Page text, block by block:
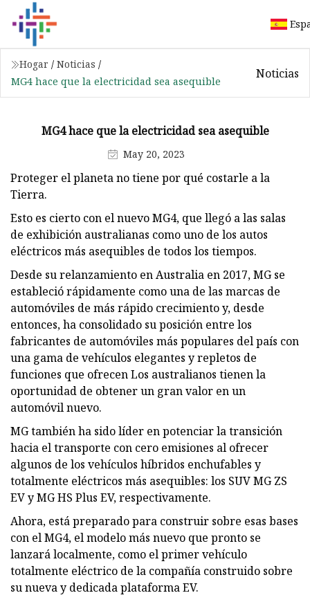
Hogar / Noticias /
MG4 hace que la electricidad sea asequible
Noticias
MG4 hace que la electricidad sea asequible
May 20, 2023
Proteger el planeta no tiene por qué costarle a la
Tierra.
Esto es cierto con el nuevo MG4, que llegó a las salas
de exhibición australianas como uno de los autos
eléctricos más asequibles de todos los tiempos.
Desde su relanzamiento en Australia en 2017, MG se
estableció rápidamente como una de las marcas de
automóviles de más rápido crecimiento y, desde
entonces, ha consolidado su posición entre los
fabricantes de automóviles más populares del país con
una gama de vehículos elegantes y repletos de
funciones que ofrecen Los australianos tienen la
oportunidad de obtener un gran valor en un
automóvil nuevo.
MG también ha sido líder en potenciar la transición
hacia el transporte con cero emisiones al ofrecer
algunos de los vehículos híbridos enchufables y
totalmente eléctricos más asequibles: los SUV MG ZS
EV y MG HS Plus EV, respectivamente.
Ahora, está preparado para construir sobre esas bases
con el MG4, el modelo más nuevo que pronto se
lanzará localmente, como el primer vehículo
totalmente eléctrico de la compañía construido sobre
su nueva y dedicada plataforma EV.